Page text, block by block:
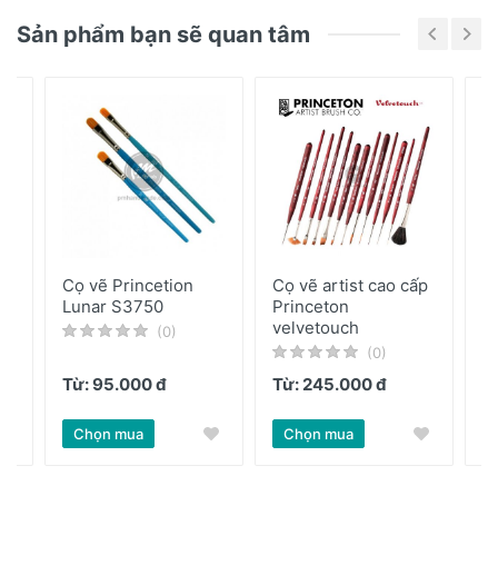
Chưa có bài đánh giá nào
Sản phẩm bạn sẽ quan tâm
Cọ vẽ Princetion
Lunar S3750
(0)
Từ: 95.000 đ
Chọn mua
Cọ vẽ artist cao cấp
Princeton
velvetouch
(0)
Từ: 245.000 đ
Chọn mua